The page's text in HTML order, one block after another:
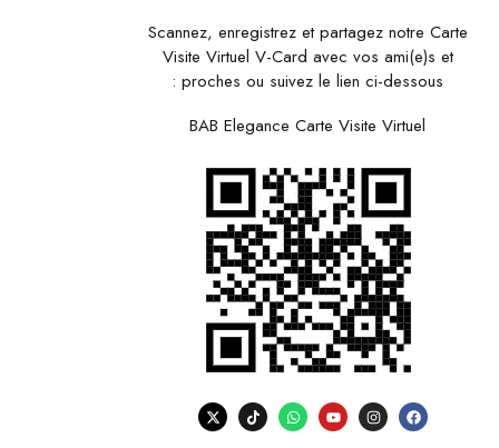
Scannez, enregistrez et partagez notre Carte
Visite Virtuel V-Card avec vos ami(e)s et
proches ou suivez le lien ci-dessous :
BAB Elegance Carte Visite Virtuel